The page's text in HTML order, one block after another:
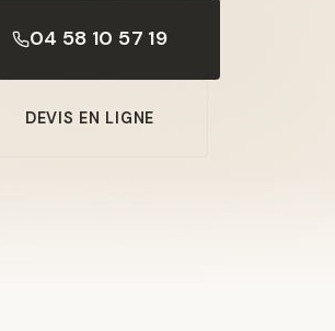
04 58 10 57 19
DEVIS EN LIGNE